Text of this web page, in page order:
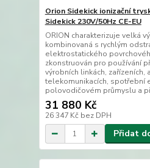
Orion Sidekick ionizační
Sidekick 230V/50Hz CE-EU
ORION charakterizuje velká
kombinovaná s rychlým
elektrostatického
zkonstruován pro používání
výrobních linkách, zařízeních,
telekomunikacích, spotřební
polovodičovém průmyslu a
31 880 Kč
26 347 Kč bez DPH
Přidat